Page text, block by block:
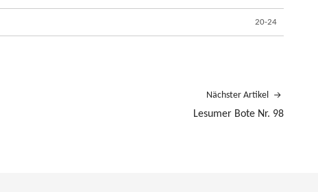
20-24
Nächster Artikel
Lesumer Bote Nr. 98